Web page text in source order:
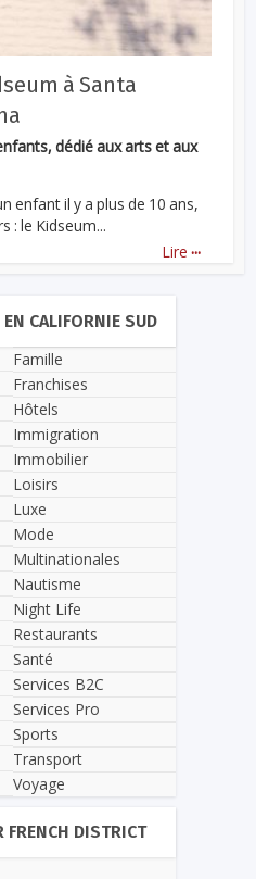
à Santa
dédié aux arts et aux
enfant il y a plus de 10 ans,
: le Kidseum...
Lire ...
CALIFORNIE SUD
Famille
Franchises
Hôtels
Immigration
Immobilier
Loisirs
Luxe
Mode
Multinationales
Nautisme
Night Life
Restaurants
Santé
Services B2C
Services Pro
Sports
Transport
Voyage
FRENCH DISTRICT